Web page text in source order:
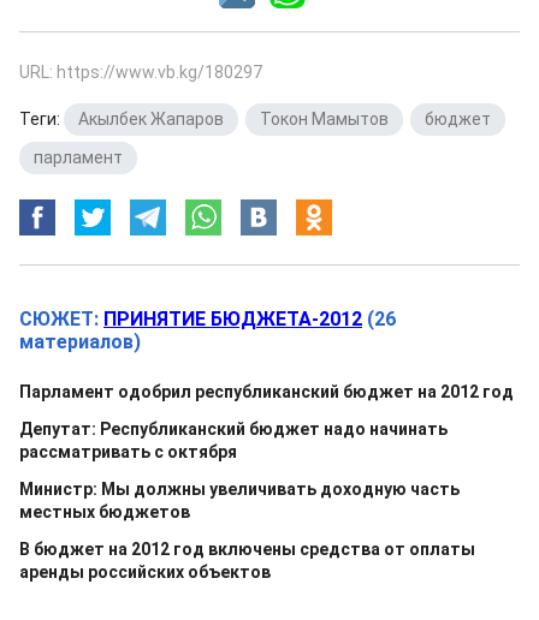
URL: https://www.vb.kg/180297
Теги: Акылбек Жапаров Токон Мамытов бюджет
парламент
СЮЖЕТ: ПРИНЯТИЕ БЮДЖЕТА-2012 (26
материалов)
Парламент одобрил республиканский бюджет на 2012 год
Депутат: Республиканский бюджет надо начинать
рассматривать с октября
Министр: Мы должны увеличивать доходную часть
местных бюджетов
В бюджет на 2012 год включены средства от оплаты
аренды российских объектов